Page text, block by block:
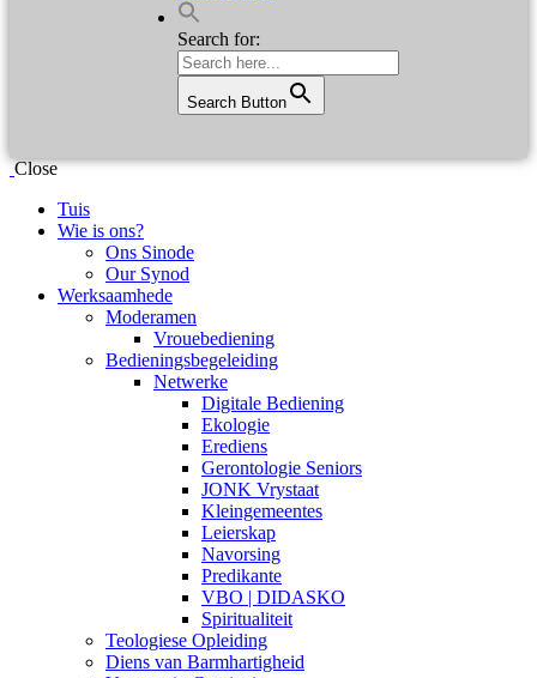
Search for:
Search Button
Close
Tuis
Wie is ons?
Ons Sinode
Our Synod
Werksaamhede
Moderamen
Vrouebediening
Bedieningsbegeleiding
Netwerke
Digitale Bediening
Ekologie
Erediens
Gerontologie Seniors
JONK Vrystaat
Kleingemeentes
Leierskap
Navorsing
Predikante
VBO | DIDASKO
Spiritualiteit
Teologiese Opleiding
Diens van Barmhartigheid